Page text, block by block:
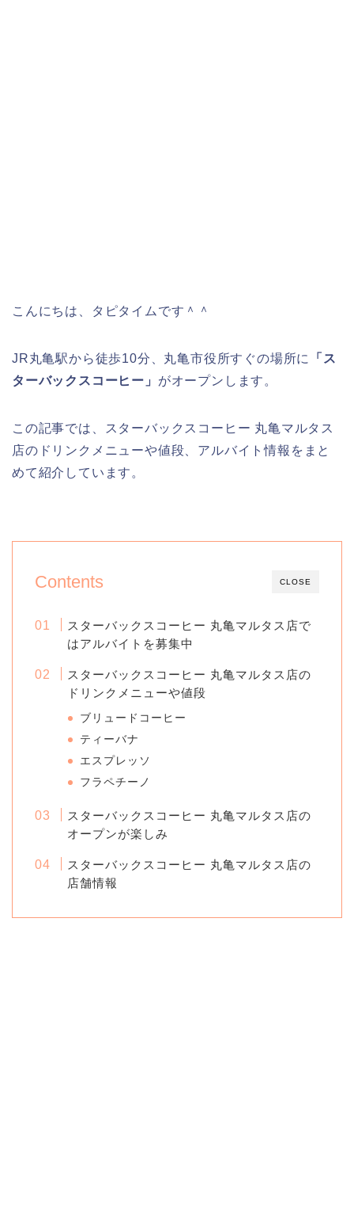
こんにちは、タピタイムです＾＾
JR丸亀駅から徒歩10分、丸亀市役所すぐの場所に
「ス
ターバックスコーヒー」 がオープンします。
この記事では、スターバックスコーヒー 丸亀マルタス
店のドリンクメニューや値段、アルバイト情報をまと
めて紹介しています。
CLOSE
Contents
スターバックスコーヒー 丸亀マルタス店で
はアルバイトを募集中
スターバックスコーヒー 丸亀マルタス店の
ドリンクメニューや値段
ブリュードコーヒー
ティーバナ
エスプレッソ
フラペチーノ
スターバックスコーヒー 丸亀マルタス店の
オープンが楽しみ
スターバックスコーヒー 丸亀マルタス店の
店舗情報